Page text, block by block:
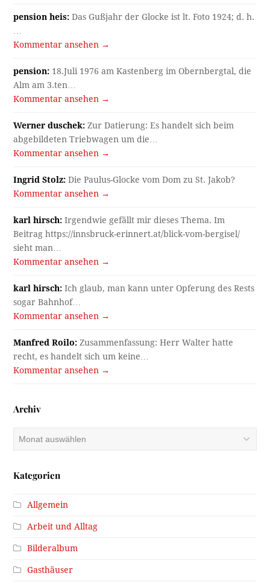
pension heis: Das Gußjahr der Glocke ist lt. Foto 1924; d. h.
…
Kommentar ansehen →
pension: 18.Juli 1976 am Kastenberg im Obernbergtal, die
Alm am 3.ten…
Kommentar ansehen →
Werner duschek: Zur Datierung: Es handelt sich beim
abgebildeten Triebwagen um die…
Kommentar ansehen →
Ingrid Stolz: Die Paulus-Glocke vom Dom zu St. Jakob?
Kommentar ansehen →
karl hirsch: Irgendwie gefällt mir dieses Thema. Im
Beitrag https://innsbruck-erinnert.at/blick-vom-bergisel/
sieht man…
Kommentar ansehen →
karl hirsch: Ich glaub, man kann unter Opferung des Rests
sogar Bahnhof…
Kommentar ansehen →
Manfred Roilo: Zusammenfassung: Herr Walter hatte
recht, es handelt sich um keine…
Kommentar ansehen →
Archiv
Archiv
Kategorien
Allgemein
Arbeit und Alltag
Bilderalbum
Gasthäuser